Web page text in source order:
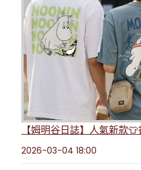
【姆明谷日誌】人氣新款
2026-03-04 18:00